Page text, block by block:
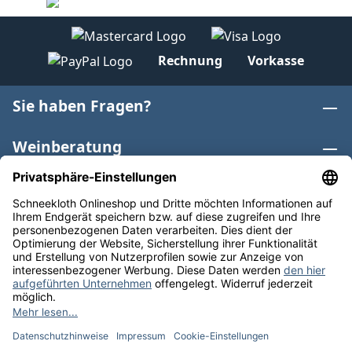
Rechnung Vorkasse
Sie haben Fragen?
Weinberatung
Informationen
Weinkategorien
Internationaler Wein
* Alle Preise inkl. gesetzl. Mehrwertsteuer zzgl.
anders angegeben. Bioprodukte im Bio-Kontrollverfahren